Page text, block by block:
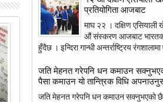
2018
प्रतियोगिता आजबाट
माघ २२ । दक्षिण
औं संस्करण आजबाट भारतको
हुँदैछ । इन्दिरा गान्धी अन्तर्राष्ट्रिय रंगशालामा
जति मेहनत गरेपनि धन कमाउन
पैसा कमाउन यो तान्त्रिक विधि
जति मेहनत गरेपनि धन कमाउन सक्नुभएको